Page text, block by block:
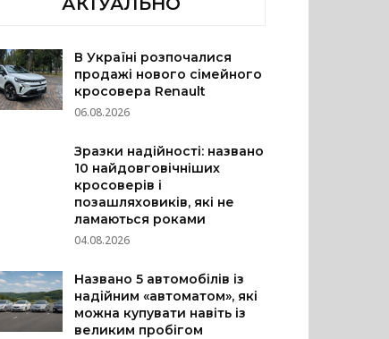
В Україні розпочалися
продажі нового сімейного
кросовера Renault
06.08.2026
Зразки надійності: названо
10 найдовговічніших
кросоверів і
позашляховиків, які не
ламаються роками
04.08.2026
Названо 5 автомобілів із
надійним «автоматом», які
можна купувати навіть із
великим пробігом